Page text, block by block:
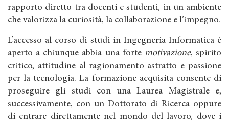
rapporto diretto tra docenti e studenti, in un ambiente
che valorizza la curiosità, la collaborazione e l’impegno.
L’accesso al corso di studi in Ingegneria Informatica è
aperto a chiunque abbia una forte motivazione, spirito
critico, attitudine al ragionamento astratto e passione
per la tecnologia. La formazione acquisita consente di
proseguire gli studi con una Laurea Magistrale e,
successivamente, con un Dottorato di Ricerca oppure
di entrare direttamente nel mondo del lavoro, dove i